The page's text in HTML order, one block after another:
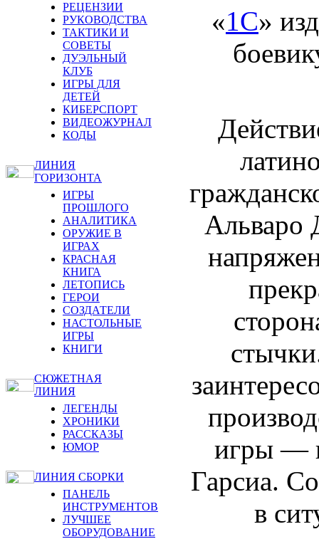
РЕЦЕНЗИИ
РУКОВОДСТВА
ТАКТИКИ И
СОВЕТЫ
ДУЭЛЬНЫЙ
КЛУБ
ИГРЫ ДЛЯ
ДЕТЕЙ
КИБЕРСПОРТ
ВИДЕОЖУРНАЛ
КОДЫ
ЛИНИЯ
ГОРИЗОНТА
ИГРЫ
ПРОШЛОГО
АНАЛИТИКА
ОРУЖИЕ В
ИГРАХ
КРАСНАЯ
КНИГА
ЛЕТОПИСЬ
ГЕРОИ
СОЗДАТЕЛИ
НАСТОЛЬНЫЕ
ИГРЫ
КНИГИ
СЮЖЕТНАЯ
ЛИНИЯ
ЛЕГЕНДЫ
ХРОНИКИ
РАССКАЗЫ
ЮМОР
ЛИНИЯ СБОРКИ
ПАНЕЛЬ
ИНСТРУМЕНТОВ
ЛУЧШЕЕ
ОБОРУДОВАНИЕ
«1С»
Альваро
игры —
Гарсиа.
в